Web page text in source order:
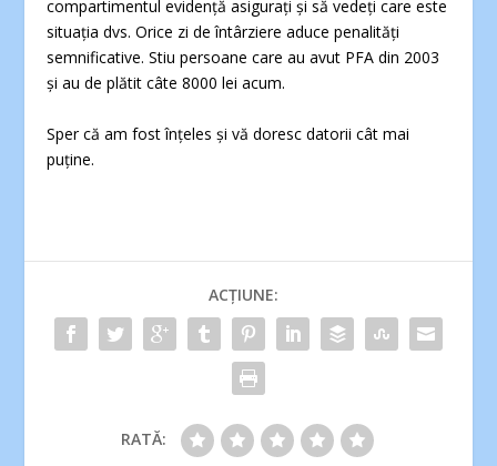
compartimentul evidenţă asiguraţi şi să vedeţi care este
situaţia dvs. Orice zi de întârziere aduce penalităţi
semnificative. Stiu persoane care au avut PFA din 2003
şi au de plătit câte 8000 lei acum.
Sper că am fost înţeles şi vă doresc datorii cât mai
puţine.
ACȚIUNE:
RATĂ: